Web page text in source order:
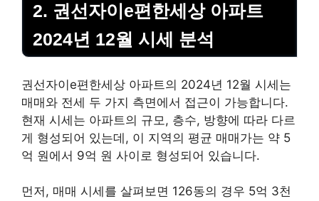
2. 권선자이e편한세상 아파트
2024년 12월 시세 분석
권선자이e편한세상 아파트의 2024년 12월 시세는
매매와 전세 두 가지 측면에서 접근이 가능합니다.
현재 시세는 아파트의 규모, 층수, 방향에 따라 다르
게 형성되어 있는데, 이 지역의 평균 매매가는 약 5
억 원에서 9억 원 사이로 형성되어 있습니다.
먼저, 매매 시세를 살펴보면 126동의 경우 5억 3천